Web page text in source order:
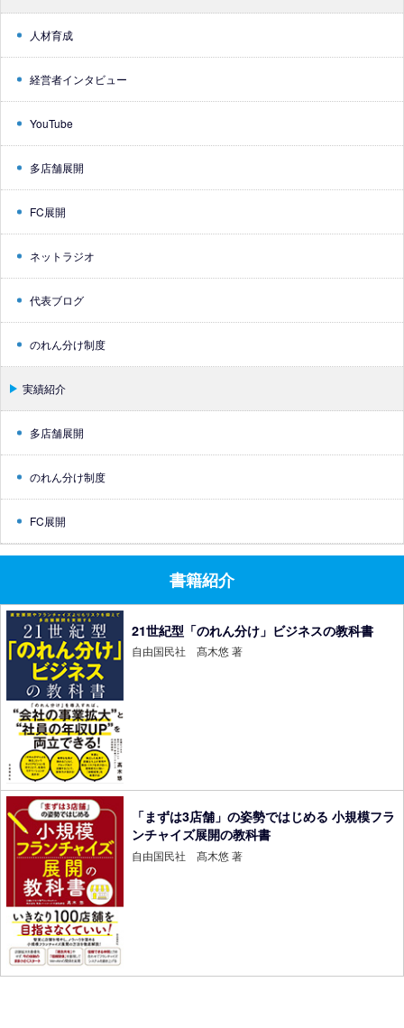
人材育成
経営者インタビュー
YouTube
多店舗展開
FC展開
ネットラジオ
代表ブログ
のれん分け制度
実績紹介
多店舗展開
のれん分け制度
FC展開
書籍紹介
21世紀型「のれん分け」ビジネスの教科書
自由国民社 髙木悠 著
「まずは3店舗」の姿勢ではじめる 小規模フラ
ンチャイズ展開の教科書
自由国民社 髙木悠 著